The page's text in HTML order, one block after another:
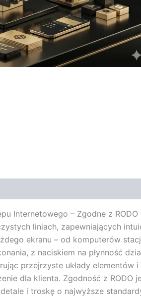
Internetowego – Zgodne z
liniach, zapewniających
ekranu – od komputerów
z naciskiem na płynność
przejrzyste układy
dla klienta. Zgodność z
i troskę o najwyższe